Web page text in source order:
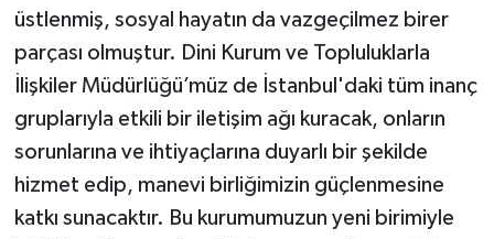
üstlenmiş, sosyal hayatın da vazgeçilmez birer
parçası olmuştur. Dini Kurum ve Topluluklarla
İlişkiler Müdürlüğü’müz de İstanbul'daki tüm inanç
gruplarıyla etkili bir iletişim ağı kuracak, onların
sorunlarına ve ihtiyaçlarına duyarlı bir şekilde
hizmet edip, manevi birliğimizin güçlenmesine
katkı sunacaktır. Bu kurumumuzun yeni birimiyle